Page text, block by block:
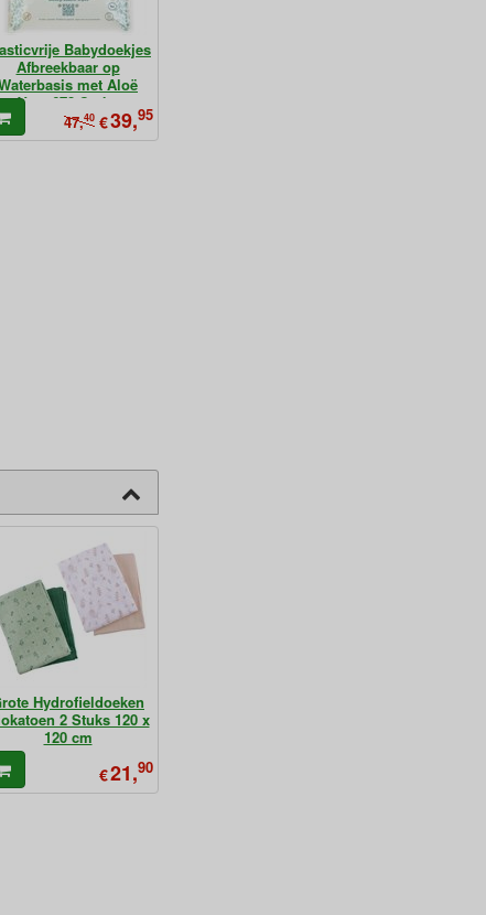
Babydoekjes
Afbreekbaar op
met Aloë
Vera 672 Stuks
47,40 €39,95
Hydrofieldoeken
2 Stuks 120 x
120 cm
€21,90